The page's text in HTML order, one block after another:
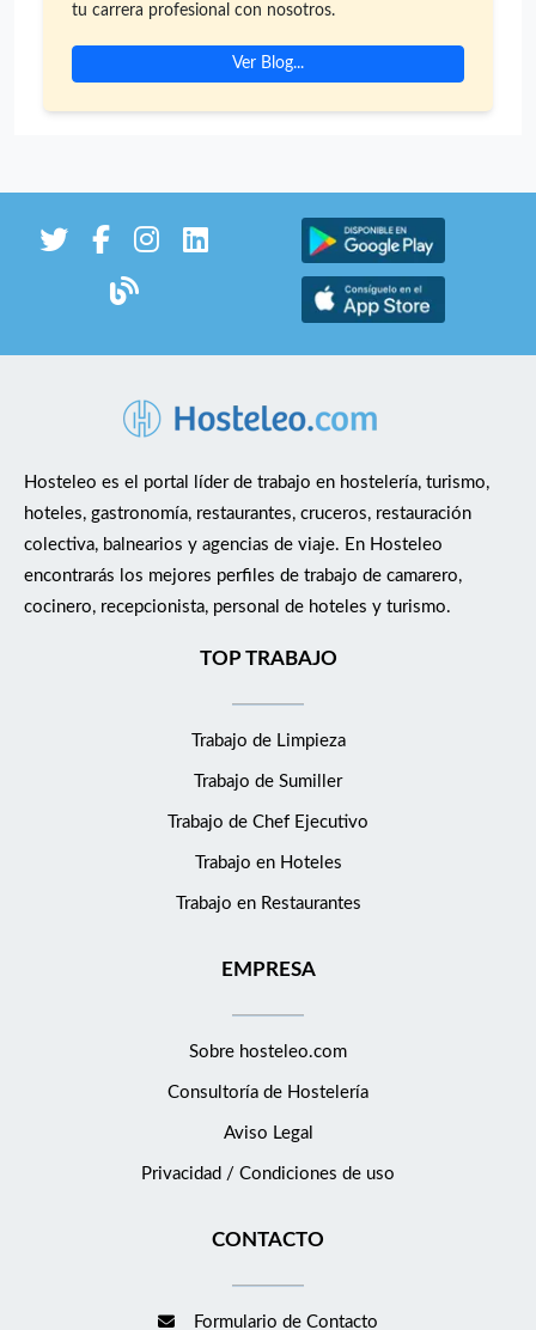
tu carrera profesional con nosotros.
Ver Blog...
Hosteleo es el portal líder de trabajo en hostelería, turismo,
hoteles, gastronomía, restaurantes, cruceros, restauración
colectiva, balnearios y agencias de viaje. En Hosteleo
encontrarás los mejores perfiles de trabajo de camarero,
cocinero, recepcionista, personal de hoteles y turismo.
TOP TRABAJO
Trabajo de Limpieza
Trabajo de Sumiller
Trabajo de Chef Ejecutivo
Trabajo en Hoteles
Trabajo en Restaurantes
EMPRESA
Sobre hosteleo.com
Consultoría de Hostelería
Aviso Legal
Privacidad / Condiciones de uso
CONTACTO
Formulario de Contacto